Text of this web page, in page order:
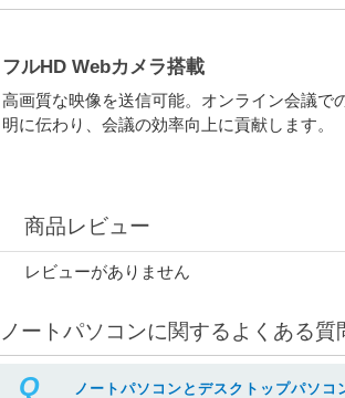
フルHD Webカメラ搭載
高画質な映像を送信可能。オンライン会議で
明に伝わり、会議の効率向上に貢献します。
商品レビュー
レビューがありません
ノートパソコンに関するよくある質
ノートパソコンとデスクトップパソコ